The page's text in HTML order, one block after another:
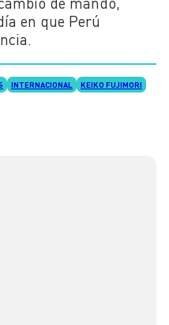
en que Perú
INTERNACIONAL
KEIKO FUJIMORI